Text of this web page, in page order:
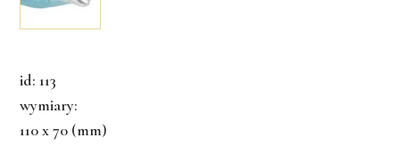
id: 113
wymiary:
110 x 70 (mm)